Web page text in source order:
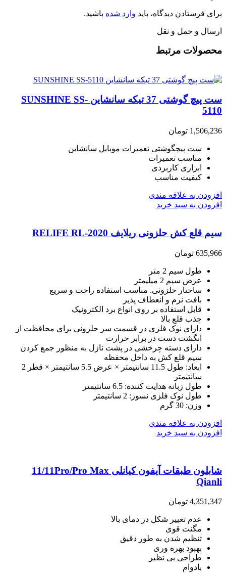
برای فرستادن دیدگاه، باید وارد شده باشید.
ارسال و حمل و نقل
محصولات مرتبط
ست پیچ گوشتی 37 تیکه سانشاین SUNSHINE SS-
5110
1,506,236 تومان
ست پیچگوشتی تعمیرات موبایل سانشاین
مناسب تعمیرات
ابزاری کاربردی
کیفیت مناسب
افزودن به علاقه مندی
افزودن به سبد خرید
سیم قلع کش حلزونی ریلایف RELIFE RL-2020
635,966 تومان
طول سیم 2 متر
عرض سیم 2 میلیمتر
ساختار حلزونی. مناسب استفاده راحت و سریع
بافت نرم و انعطاف پذیر
قابل استفاده بر روی انواع برد الکترونیک
جذب قلع بالا
دارای نوک فلزی در قسمت سر حلزونی برای محافظت از
انگشت دست در برابر حرارت
دارای دسته چرخشی در پشت نازل به منظور جمع کردن
سیم قلع کش به داخل محفظه
ابعاد: طول 11.5 سانتیمتر × عرض 5.5 سانتیمتر × قطر 2
سانتیمتر
طول زبانه هدایت کننده: 6.5 سانتیمتر
طول نوک فلزی نسوز: 2 سانتیمتر
وزن: 30 گرم
افزودن به علاقه مندی
افزودن به سبد خرید
شابلون طبقات آیفون کیانلی 11/11Pro/Pro Max
Qianli
4,351,347 تومان
عدم تغییر شکل در دمای بالا
مگنت قوی
تنظیم شدن به طور دقیق
بهبود بهره وری
طراحی بی نظیر
بادوام